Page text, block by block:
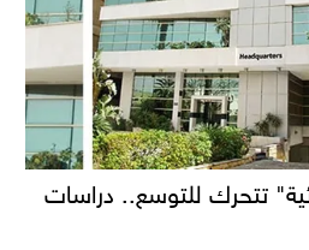
تتحرك للتوسع.. دراسات